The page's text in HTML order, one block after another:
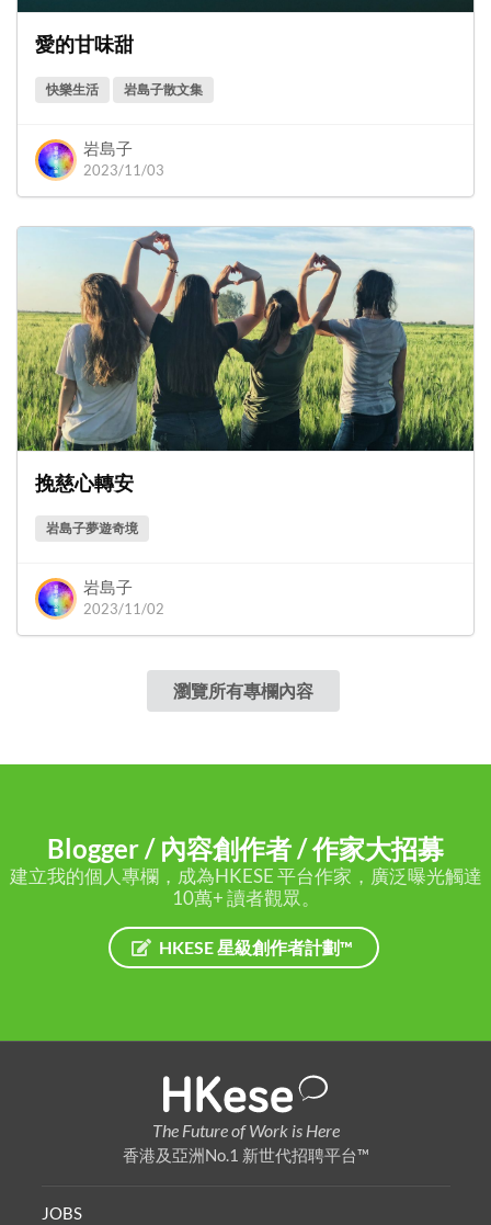
愛的甘味甜
快樂生活 岩島子散文集
岩島子
2023/11/03
挽慈心轉安
岩島子夢遊奇境
岩島子
2023/11/02
瀏覽所有專欄內容
Blogger / 內容創作者 / 作家大招募
建立我的個人專欄，成為HKESE 平台作家，廣泛曝光觸達
10萬+ 讀者觀眾。
HKESE 星級創作者計劃™
The Future of Work is Here
香港及亞洲No.1 新世代招聘平台™
JOBS